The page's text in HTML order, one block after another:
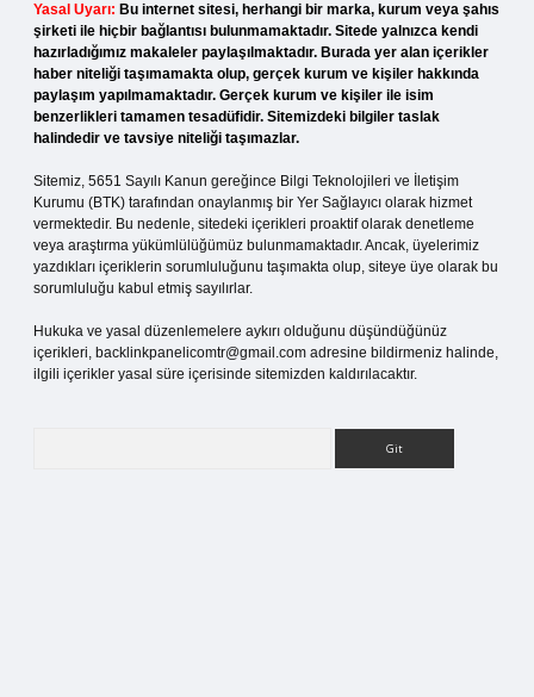
Yasal Uyarı: Bu internet sitesi, herhangi bir marka, kurum veya şahıs
şirketi ile hiçbir bağlantısı bulunmamaktadır. Sitede yalnızca kendi
hazırladığımız makaleler paylaşılmaktadır. Burada yer alan içerikler
haber niteliği taşımamakta olup, gerçek kurum ve kişiler hakkında
paylaşım yapılmamaktadır. Gerçek kurum ve kişiler ile isim
benzerlikleri tamamen tesadüfidir. Sitemizdeki bilgiler taslak
halindedir ve tavsiye niteliği taşımazlar.
Sitemiz, 5651 Sayılı Kanun gereğince Bilgi Teknolojileri ve İletişim
Kurumu (BTK) tarafından onaylanmış bir Yer Sağlayıcı olarak hizmet
vermektedir. Bu nedenle, sitedeki içerikleri proaktif olarak denetleme
veya araştırma yükümlülüğümüz bulunmamaktadır. Ancak, üyelerimiz
yazdıkları içeriklerin sorumluluğunu taşımakta olup, siteye üye olarak bu
sorumluluğu kabul etmiş sayılırlar.
Hukuka ve yasal düzenlemelere aykırı olduğunu düşündüğünüz
içerikleri, backlinkpanelicomtr@gmail.com adresine bildirmeniz halinde,
ilgili içerikler yasal süre içerisinde sitemizden kaldırılacaktır.